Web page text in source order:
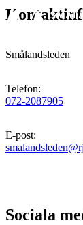
Smålandsleden
Telefon:
072-2087905
E-post:
Sociala